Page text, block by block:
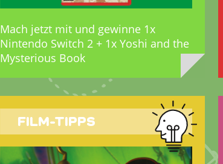
Mach jetzt mit und gewinne 1x
Nintendo Switch 2 + 1x Yoshi and the
Mysterious Book
FILM-TIPPS